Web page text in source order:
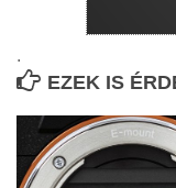
.
EZEK IS